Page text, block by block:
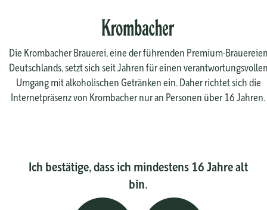
Die Krombacher Brauerei, eine der führenden Premium-
Deutschlands, setzt sich seit Jahren für einen
Umgang mit alkoholischen Getränken ein. Daher richtet sich die
Internetpräsenz von Krombacher nur an Personen über 16 Jahren.
Ich bestätige, dass ich mindestens 16 Jahre alt
bin.